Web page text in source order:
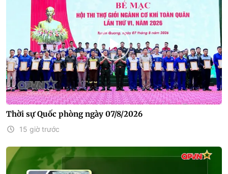
Thời sự Quốc phòng ngày 07/8/2026
15 giờ trước